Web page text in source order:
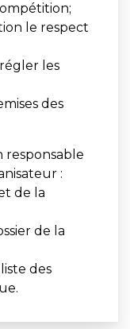
le respect
les
des
responsable
:
de la
de la
des